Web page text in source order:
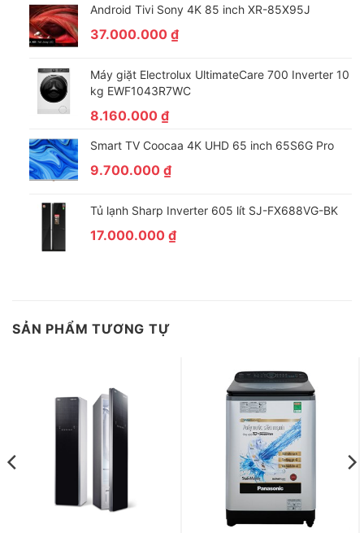
*Hình ảnh chỉ mang tính chất minh họa sản phẩm
– Công nghệ giặt hơi nước Hygiene Steam tạo ra hơi nước nóng
giúp diệt 99.9% vi khuẩn và các tác nhân gây dị ứng đảm bảo
sức khỏe cho gia đình.
Công nghệ giặt hơi nước Hygiene Steam trên máy giặt
Samsung đã được Intertek công nhận về khả năng diệt 99.9%
Android Tivi Sony 4K 85 inch XR-85X95J
37.000.000 ₫
Máy giặt Electrolux UltimateCare 700 Inverter 10
kg EWF1043R7WC
8.160.000 ₫
Smart TV Coocaa 4K UHD 65 inch 65S6G Pro
9.700.000 ₫
Tủ lạnh Sharp Inverter 605 lít SJ-FX688VG-BK
17.000.000 ₫
SẢN PHẨM TƯƠNG TỰ